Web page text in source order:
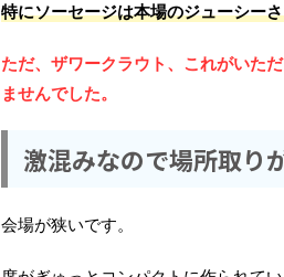
特にソーセージは本場のジューシー
ただ、ザワークラウト、これがいた
ませんでした。
激混みなので場所取り
会場が狭いです。